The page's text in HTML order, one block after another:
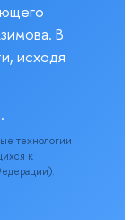
В
исходя
технологии
к